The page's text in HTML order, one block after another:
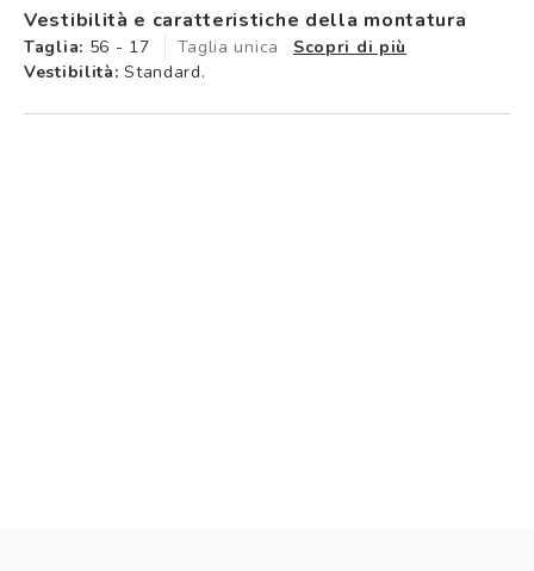
Vestibilità e caratteristiche della montatura
Taglia: 56 - 17 Taglia unica
Scopri di più
Vestibilità: Standard.